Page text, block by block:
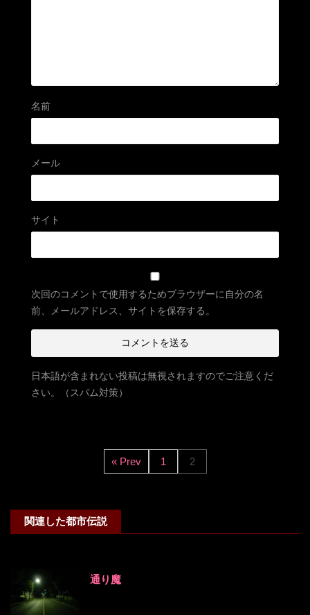
名前
メール
サイト
次回のコメントで使用するためブラウザーに自分の名
前、メールアドレス、サイトを保存する。
日本語が含まれない投稿は無視されますのでご注意くだ
さい。（スパム対策）
« Prev 1 2
関連した都市伝説
通り魔